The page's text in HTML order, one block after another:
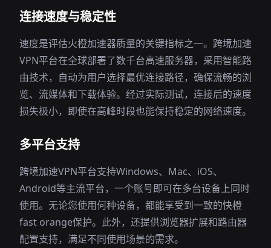
连接速度与稳定性
速度是评估火橙加速器质量的关键指标之一。跨境加速
VPN平台在全球部署了数千台高速服务器，采用智能路
由技术，自动为用户选择最优连接路径，确保流畅的浏
览、流媒体和下载体验。经过实际测试，连接后的速度
损失极小，即使在高峰时段也能保持稳定的网络速度。
多平台支持
跨境加速VPN平台支持Windows、Mac、iOS、
Android等主流平台，一个账号即可在多台设备上同时
使用。无论您使用何种设备，都能享受到一致的快橙
fast orange保护。此外，还提供浏览器扩展和路由器
配置支持，满足不同使用场景的需求。